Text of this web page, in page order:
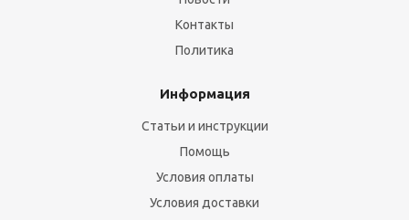
Контакты
Политика
Информация
Статьи и инструкции
Помощь
Условия оплаты
Условия доставки